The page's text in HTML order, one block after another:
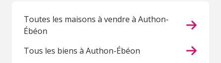
Toutes les maisons à vendre à Authon-
Ébéon
Tous les biens à Authon-Ébéon